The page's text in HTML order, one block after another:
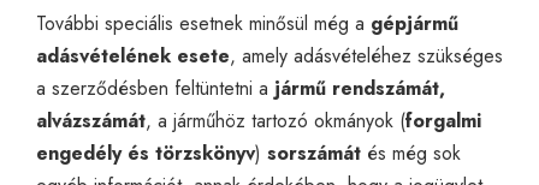
További speciális esetnek minősül még a gépjármű
adásvételének esete, amely adásvételéhez szükséges
a szerződésben feltüntetni a jármű rendszámát,
alvázszámát, a járműhöz tartozó okmányok (forgalmi
engedély és törzskönyv) sorszámát és még sok